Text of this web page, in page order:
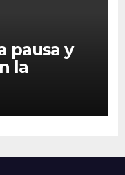
pausa y
la